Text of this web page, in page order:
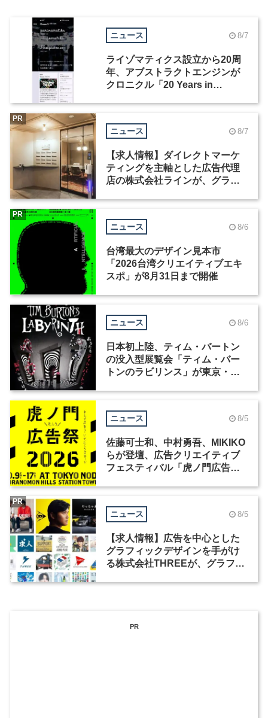
ニュース 8/7
ライゾマティクス設立から20周
年、アブストラクトエンジンが
クロニクル「20 Years in
ニュース 8/7
【求人情報】ダイレクトマーケ
ティングを主軸とした広告代理
店の株式会社ラインが、グラフ
PR
ニュース 8/6
台湾最大のデザイン見本市
「2026台湾クリエイティブエキ
スポ」が8月31日まで開催
PR
ニュース 8/6
日本初上陸、ティム・バートン
の没入型展覧会「ティム・バー
トンのラビリンス」が東京・豊
ニュース 8/5
佐藤可士和、中村勇吾、MIKIKO
らが登壇、広告クリエイティブ
フェスティバル「虎ノ門広告
ニュース 8/5
【求人情報】広告を中心とした
グラフィックデザインを手がけ
る株式会社THREEが、グラフィ
PR
PR